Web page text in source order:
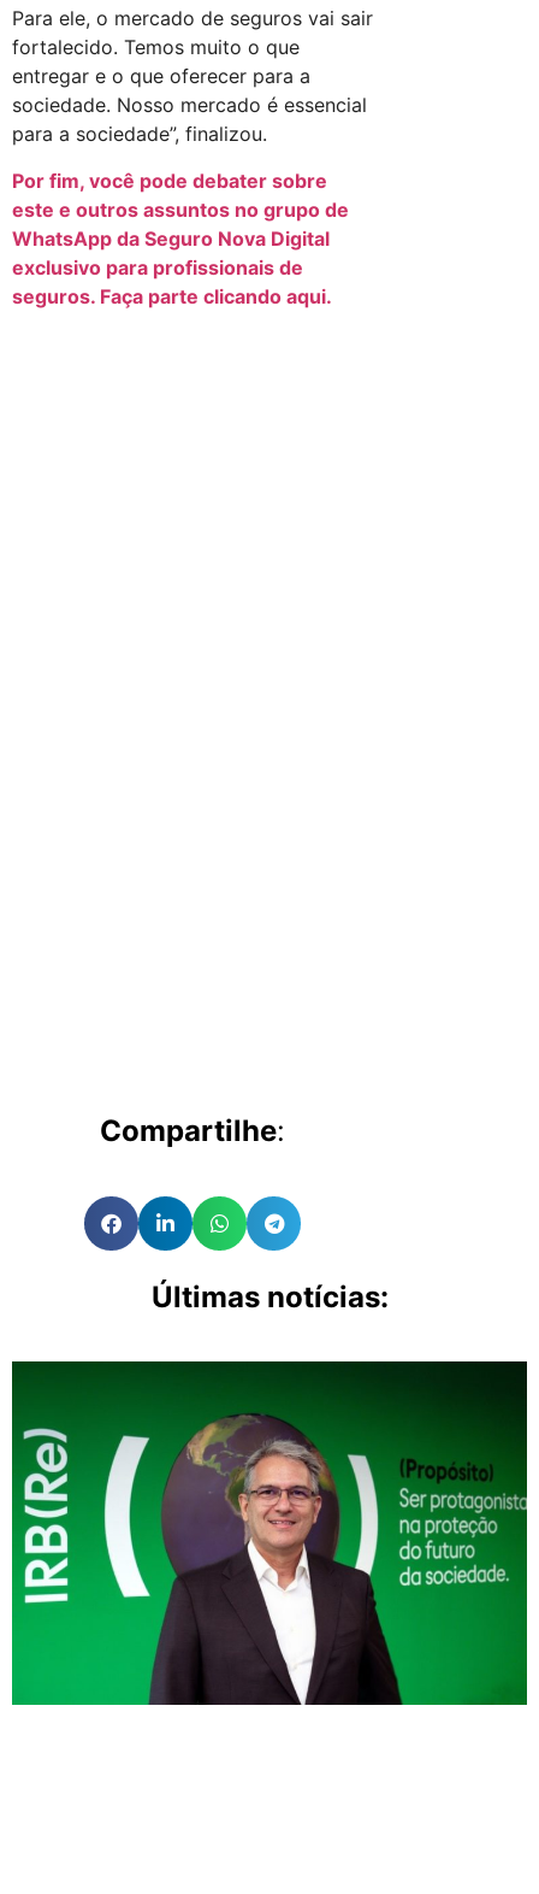
Para ele, o mercado de seguros vai sair
fortalecido. Temos muito o que
entregar e o que oferecer para a
sociedade. Nosso mercado é essencial
para a sociedade”, finalizou.
Por fim, você pode debater sobre
este e outros assuntos no grupo de
WhatsApp da Seguro Nova Digital
exclusivo para profissionais de
seguros. Faça parte clicando aqui.
Compartilhe:
Últimas notícias: